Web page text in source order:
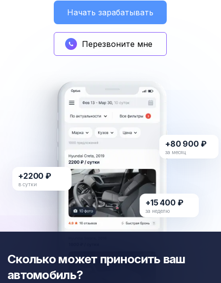
Начать зарабатывать
Перезвоните мне
+2200 ₽
в сутки
+15 400 ₽
за неделю
+80 900 ₽
за месяц
Сколько может приносить ваш
автомобиль?